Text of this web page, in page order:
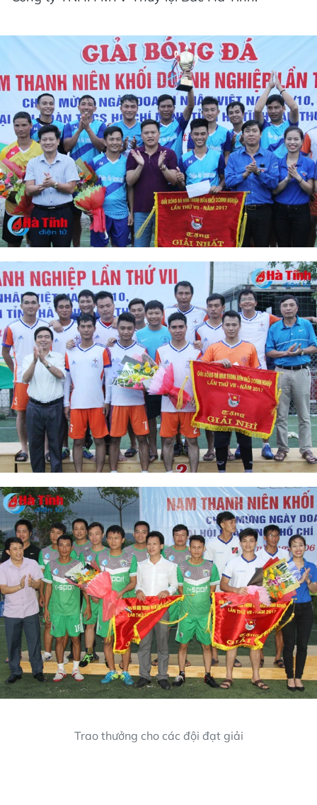
Trao thưởng cho các đội đạt giải